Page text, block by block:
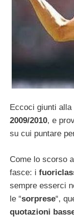
Eccoci giunti alla
2009/2010, e
su cui puntare
Come lo scorso
fasce: i
sempre esserci
le “sorprese“,
quotazioni